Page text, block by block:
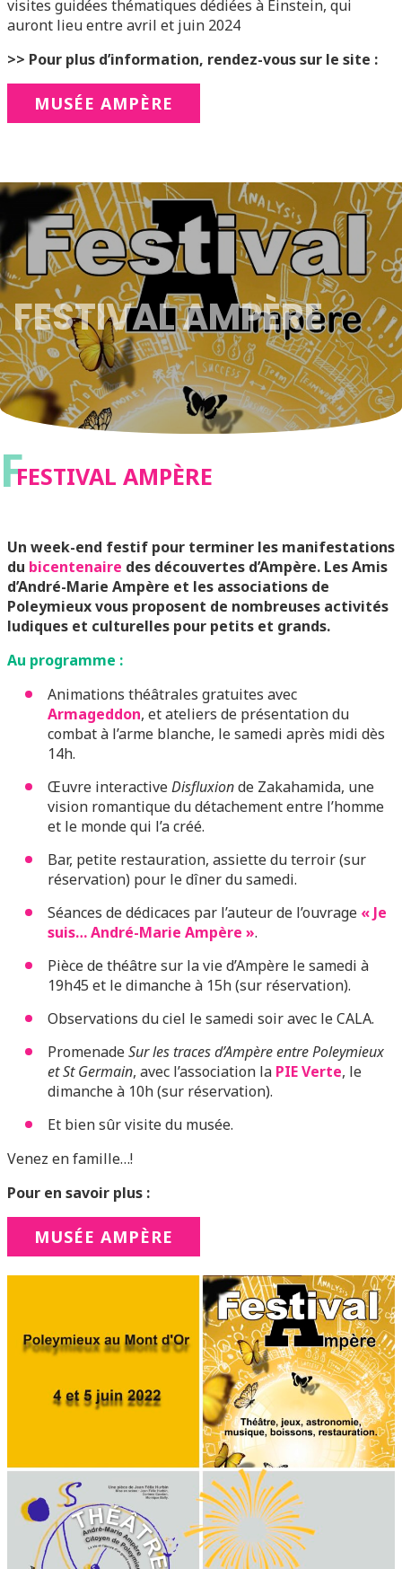
visites guidées thématiques dédiées à Einstein, qui
auront lieu entre avril et juin 2024
>> Pour plus d’information, rendez-vous sur le site :
MUSÉE AMPÈRE
FESTIVAL AMPÈRE
FFESTIVAL AMPÈRE
Un week-end festif pour terminer les manifestations
du bicentenaire des découvertes d’Ampère. Les Amis
d’André-Marie Ampère et les associations de
Poleymieux vous proposent de nombreuses activités
ludiques et culturelles pour petits et grands.
Au programme :
Animations théâtrales gratuites avec
Armageddon, et ateliers de présentation du
combat à l’arme blanche, le samedi après midi dès
14h.
Œuvre interactiveDisfluxionde Zakahamida, une
vision romantique du détachement entre l’homme
et le monde qui l’a créé.
Bar, petite restauration, assiette du terroir (sur
réservation) pour le dîner du samedi.
Séances de dédicaces par l’auteur de l’ouvrage « Je
suis… André-Marie Ampère ».
Pièce de théâtre sur la vie d’Ampère le samedi à
19h45 et le dimanche à 15h (sur réservation).
Observations du ciel le samedi soir avec le CALA.
PromenadeSur les traces d’Ampère entre Poleymieux
et St Germain, avec l’association la PIE Verte, le
dimanche à 10h (sur réservation).
Et bien sûr visite du musée.
Venez en famille…!
Pour en savoir plus :
MUSÉE AMPÈRE